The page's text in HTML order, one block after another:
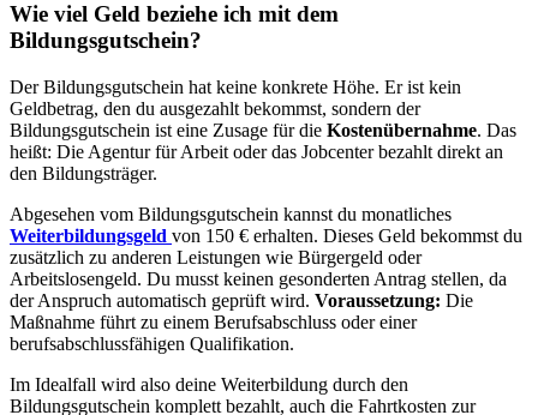
Wie viel Geld beziehe ich mit dem
Bildungsgutschein?
Der Bildungsgutschein hat keine konkrete Höhe. Er ist kein
Geldbetrag, den du ausgezahlt bekommst, sondern der
Bildungsgutschein ist eine Zusage für die Kostenübernahme. Das
heißt: Die Agentur für Arbeit oder das Jobcenter bezahlt direkt an
den Bildungsträger.
Abgesehen vom Bildungsgutschein kannst du monatliches
Weiterbildungsgeld von 150 € erhalten. Dieses Geld bekommst du
zusätzlich zu anderen Leistungen wie Bürgergeld oder
Arbeitslosengeld. Du musst keinen gesonderten Antrag stellen, da
der Anspruch automatisch geprüft wird. Voraussetzung: Die
Maßnahme führt zu einem Berufsabschluss oder einer
berufsabschlussfähigen Qualifikation.
Im Idealfall wird also deine Weiterbildung durch den
Bildungsgutschein komplett bezahlt, auch die Fahrtkosten zur